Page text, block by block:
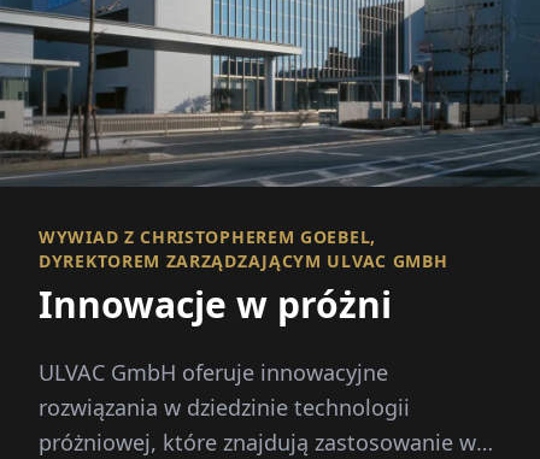
WYWIAD Z CHRISTOPHEREM GOEBEL,
DYREKTOREM ZARZĄDZAJĄCYM ULVAC GMBH
Innowacje w próżni
ULVAC GmbH oferuje innowacyjne
rozwiązania w dziedzinie technologii
próżniowej, które znajdują zastosowanie w